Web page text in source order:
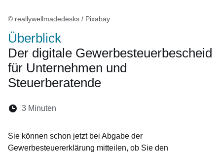
© reallywellmadedesks / Pixabay
Überblick
Der digitale Gewerbesteuerbescheid
für Unternehmen und
Steuerberatende
Lesedauer:
3 Minuten
Sie können schon jetzt bei Abgabe der
Gewerbesteuererklärung mitteilen, ob Sie den